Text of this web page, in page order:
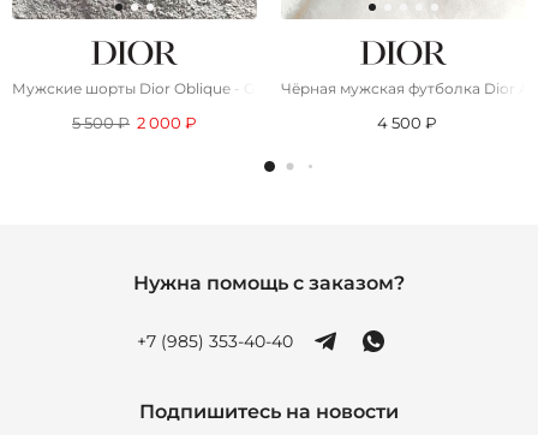
Мужские шорты Dior Oblique - Green / White
5 500 ₽ 2 000 ₽
Чёрная мужская футболка Dior
4 500 ₽
Нужна помощь с заказом?
+7 (985) 353-40-40
Подпишитесь на новости